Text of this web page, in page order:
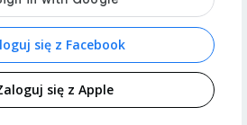
się z Facebook
się z Apple